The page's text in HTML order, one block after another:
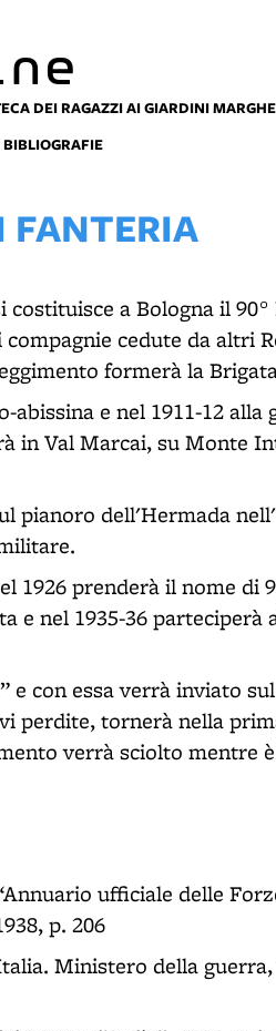
DEI RAGAZZI AI GIARDINI
BIBLIOGRAFIE
FANTERIA
a Bologna il 90°
cedute da altri
formerà la
abissina e nel 1911-12 alla
in Val Marcai, su Monte
pianoro dell'Hermada
1926 prenderà il nome di
e nel 1935-36 parteciperà
e con essa verrà inviato
perdite, tornerà nella
verrà sciolto mentre
ufficiale delle
p. 206
Ministero della